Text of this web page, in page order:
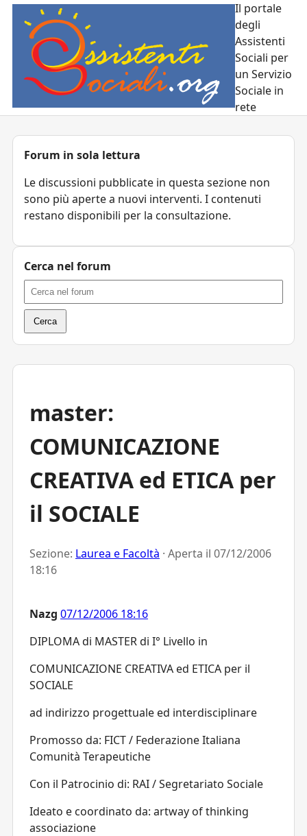
Il portale
degli
Assistenti
Sociali per
un Servizio
Sociale in
rete
master:
COMUNICAZIONE
CREATIVA ed ETICA per
il SOCIALE
Sezione: Laurea e Facoltà · Aperta il 07/12/2006
18:16
Nazg 07/12/2006 18:16
DIPLOMA di MASTER di I° Livello in
COMUNICAZIONE CREATIVA ed ETICA per il
SOCIALE
ad indirizzo progettuale ed interdisciplinare
Promosso da: FICT / Federazione Italiana
Comunità Terapeutiche
Con il Patrocinio di: RAI / Segretariato Sociale
Ideato e coordinato da: artway of thinking
associazione
Forum in sola lettura
Le discussioni pubblicate in questa sezione non
sono più aperte a nuovi interventi. I contenuti
restano disponibili per la consultazione.
Cerca nel forum
Cerca